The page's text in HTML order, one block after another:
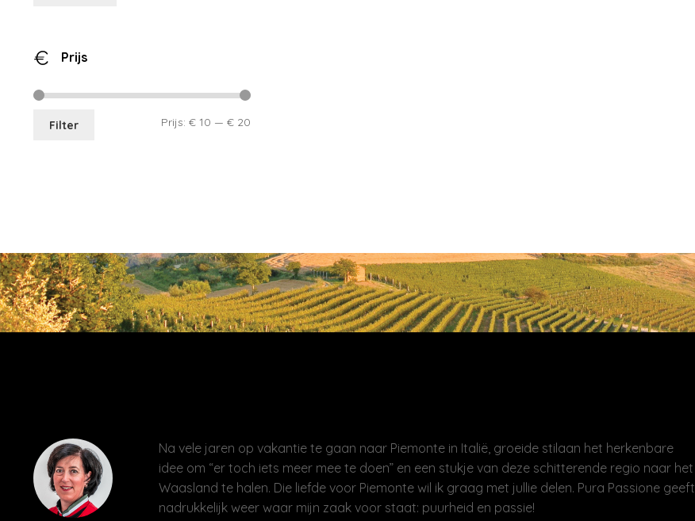
Prijs
Min.
Max.
Filter Prijs: € 10 — € 20
Na vele jaren op vakantie te gaan naar Piemonte in Italië, groeide stilaan het herkenbare
idee om “er toch iets meer mee te doen” en een stukje van deze schitterende regio naar het
Waasland te halen. Die liefde voor Piemonte wil ik graag met jullie delen. Pura Passione geeft
nadrukkelijk weer waar mijn zaak voor staat: puurheid en passie!